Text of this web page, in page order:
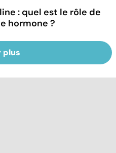
: quel est le rôle de
hormone ?
plus